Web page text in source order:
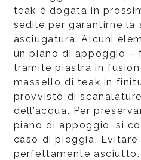
teak è dogata in
sedile per garantirne la
asciugatura. Alcuni
un piano di appoggio –
tramite piastra in
massello di teak in
provvisto di
dell’acqua. Per
piano di appoggio, si
caso di pioggia.
perfettamente asciutto.